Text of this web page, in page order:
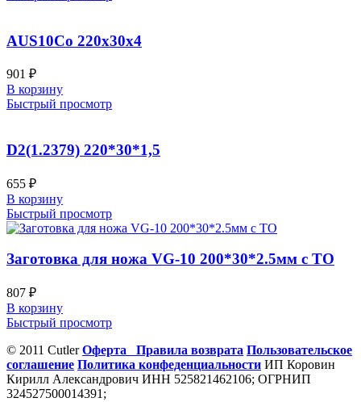
AUS10Co 220x30x4
901 ₽
В корзину
Быстрый просмотр
D2(1.2379) 220*30*1,5
655 ₽
В корзину
Быстрый просмотр
Заготовка для ножа VG-10 200*30*2.5мм с ТО
807 ₽
В корзину
Быстрый просмотр
© 2011 CutlerОферта Правила возврата Пользовательское
соглашение Политика конфеденциальности ИП Коровин
Кирилл Александрович ИНН 525821462106; ОГРНИП
324527500014391;